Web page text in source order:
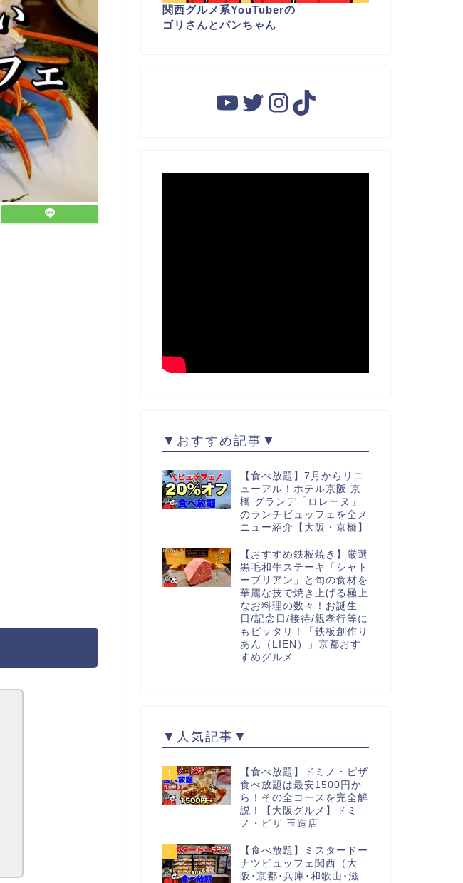
関西グルメ系YouTuberの
ゴリさんとパンちゃん
▼おすすめ記事▼
【食べ放題】7月からリニ
ューアル！ホテル京阪 京
橋 グランデ「ロレーヌ」
のランチビュッフェを全メ
ニュー紹介【大阪・京橋】
【おすすめ鉄板焼き】厳選
黒毛和牛ステーキ「シャト
ーブリアン」と旬の食材を
華麗な技で焼き上げる極上
なお料理の数々！お誕生
日/記念日/接待/親孝行等に
もピッタリ！「鉄板創作り
あん（LIEN）」京都おす
すめグルメ
▼人気記事▼
1
【食べ放題】ドミノ・ピザ
食べ放題は最安1500円か
ら！その全コースを完全解
説！【大阪グルメ】ドミ
ノ・ピザ 玉造店
2
【食べ放題】ミスタードー
ナツビュッフェ関西（大
阪･京都･兵庫･和歌山･滋